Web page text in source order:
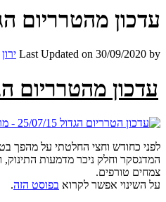
עדכון מהטרריום הגדול 25/
Last Updated on 30/09/2020 by ירון
עדכון מהטרריום הגדול 25/
לפני כחודש וחצי החלטתי על מהפך
המדגסקר וחלק ניכר מדמעות
צמחים טורפים.
על השינוי אפשר לקרוא בפוסט הזה.